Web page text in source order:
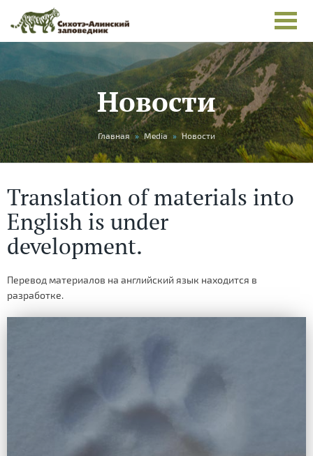
Новости
You
are
here
Главная » Media » Новости
Translation of materials into
English is under
development.
Перевод материалов на английский язык находится в
разработке.